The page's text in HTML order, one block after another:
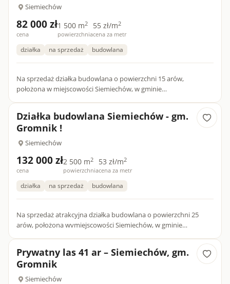
Siemiechów
82 000 zł
cena
1 500 m2
powierzchnia
55 zł/m2
cena za metr
działka na sprzedaż budowlana
Na sprzedaż działka budowlana o powierzchni 15 arów,
położona w miejscowości Siemiechów, w gminie
Działka budowlana Siemiechów - gm.
Gromnik !
Siemiechów
132 000 zł
cena
2 500 m2
powierzchnia
53 zł/m2
cena za metr
działka na sprzedaż budowlana
Na sprzedaż atrakcyjna działka budowlana o powierzchni 25
arów, położona wvmiejscowości Siemiechów, w gminie
Prywatny las 41 ar – Siemiechów, gm.
Gromnik
Siemiechów